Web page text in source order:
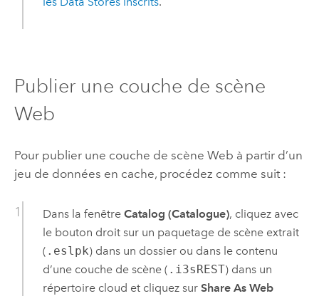
Publier une couche de scène
Web
Pour publier une couche de scène Web à partir d’un
jeu de données en cache, procédez comme suit :
Dans la fenêtre Catalog (Catalogue), cliquez avec
le bouton droit sur un paquetage de scène extrait
( .eslpk) dans un dossier ou dans le contenu
d’une couche de scène ( .i3sREST) dans un
répertoire cloud et cliquez sur Share As Web